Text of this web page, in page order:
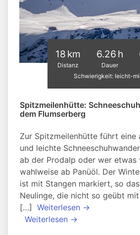
18 km
Distanz
6.26 h
Dauer
Schwierigkeit: leicht-
Spitzmeilenhütte:
dem Flumserberg
Zur Spitzmeilenhütte führt eine
und leichte
ab der Prodalp oder wer etwas
wahlweise ab Panüöl. Der
ist mit Stangen markiert, so
Neulinge, die nicht so geübt
[…] Weiterlesen →
Weiterlesen →